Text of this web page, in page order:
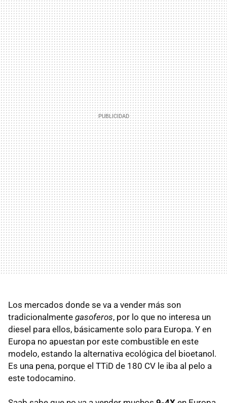
Los mercados donde se va a vender más son
tradicionalmente gasoferos, por lo que no interesa un
diesel para ellos, básicamente solo para Europa. Y en
Europa no apuestan por este combustible en este
modelo, estando la alternativa ecológica del bioetanol.
Es una pena, porque el TTiD de 180 CV le iba al pelo a
este todocamino.